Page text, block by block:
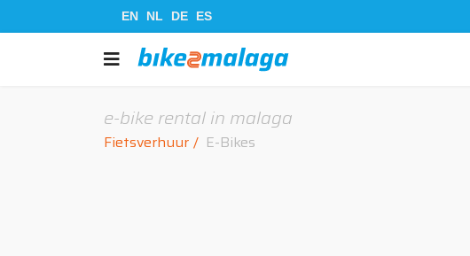
EN NL DE ES
e-bike rental in malaga
Fietsverhuur E-Bikes